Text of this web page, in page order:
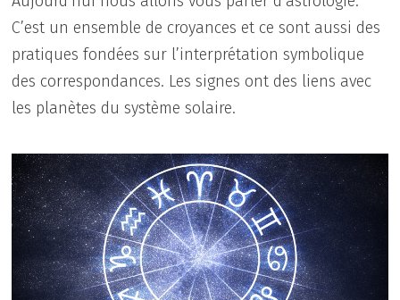
C’est un ensemble de croyances et ce sont aussi des
pratiques fondées sur l’interprétation symbolique
des correspondances. Les signes ont des liens avec
les planètes du système solaire.